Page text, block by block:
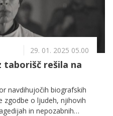
29. 01. 2025 05.00
taborišč rešila na
navdihujočih biografskih
zgodbe o ljudeh, njihovih
in nepozabnih